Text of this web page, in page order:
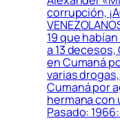
corrupción,
19 que
a 13
en Cumaná
varias
Cumaná por
hermana con
Pasado: